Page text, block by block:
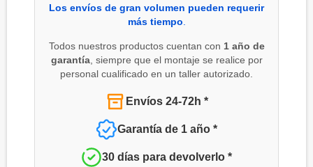
Los envíos de gran volumen pueden requerir
más tiempo
Todos nuestros productos cuentan con 1 año de
garantía, siempre que el montaje se realice por
personal cualificado en un taller autorizado.
Envíos 24-72h *
Garantía de 1 año *
30 días para devolverlo *